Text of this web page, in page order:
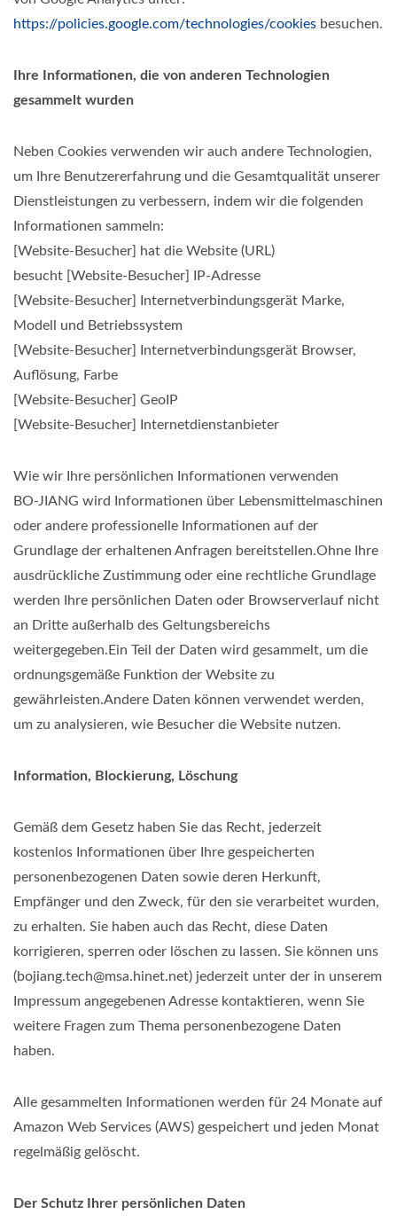
https://policies.google.com/technologies/cookies besuchen.
Ihre Informationen, die von anderen Technologien
gesammelt wurden
Neben Cookies verwenden wir auch andere Technologien,
um Ihre Benutzererfahrung und die Gesamtqualität unserer
Dienstleistungen zu verbessern, indem wir die folgenden
Informationen sammeln:
[Website-Besucher] hat die Website (URL)
besucht [Website-Besucher] IP-Adresse
[Website-Besucher] Internetverbindungsgerät Marke,
Modell und Betriebssystem
[Website-Besucher] Internetverbindungsgerät Browser,
Auflösung, Farbe
[Website-Besucher] GeoIP
[Website-Besucher] Internetdienstanbieter
Wie wir Ihre persönlichen Informationen verwenden
BO-JIANG wird Informationen über Lebensmittelmaschinen
oder andere professionelle Informationen auf der
Grundlage der erhaltenen Anfragen bereitstellen.Ohne Ihre
ausdrückliche Zustimmung oder eine rechtliche Grundlage
werden Ihre persönlichen Daten oder Browserverlauf nicht
an Dritte außerhalb des Geltungsbereichs
weitergegeben.Ein Teil der Daten wird gesammelt, um die
ordnungsgemäße Funktion der Website zu
gewährleisten.Andere Daten können verwendet werden,
um zu analysieren, wie Besucher die Website nutzen.
Information, Blockierung, Löschung
Gemäß dem Gesetz haben Sie das Recht, jederzeit
kostenlos Informationen über Ihre gespeicherten
personenbezogenen Daten sowie deren Herkunft,
Empfänger und den Zweck, für den sie verarbeitet wurden,
zu erhalten. Sie haben auch das Recht, diese Daten
korrigieren, sperren oder löschen zu lassen. Sie können uns
(bojiang.tech@msa.hinet.net) jederzeit unter der in unserem
Impressum angegebenen Adresse kontaktieren, wenn Sie
weitere Fragen zum Thema personenbezogene Daten
haben.
Alle gesammelten Informationen werden für 24 Monate auf
Amazon Web Services (AWS) gespeichert und jeden Monat
regelmäßig gelöscht.
Der Schutz Ihrer persönlichen Daten